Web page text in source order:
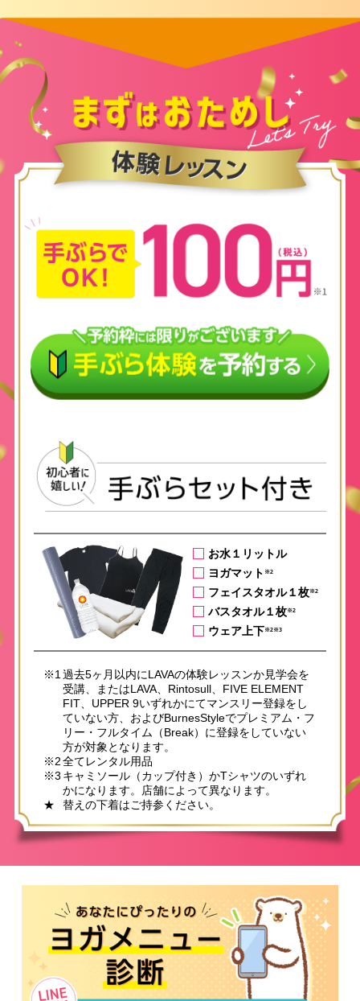
お水１リットル
ヨガマット ※2
フェイスタオル１枚※2
バスタオル１枚※2
ウェア上下※2※3
※1 過去5ヶ月以内にLAVAの体験レッスンか見学会を
受講、またはLAVA、Rintosull、FIVE ELEMENT
FIT、UPPER 9いずれかにてマンスリー登録をし
ていない方、およびBurnesStyleでプレミアム・フ
リー・フルタイム（Break）に登録をしていない
方が対象となります。
※2全てレンタル用品
※3 キャミソール（カップ付き）かTシャツのいずれ
かになります。店舗によって異なります。
★
替えの下着はご持参ください。